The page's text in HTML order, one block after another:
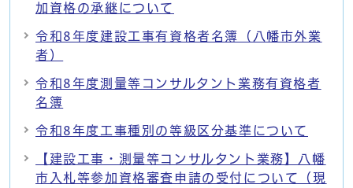
加資格の承継について
令和8年度建設工事有資格者名簿（八幡市外業
者）
令和8年度測量等コンサルタント業務有資格者
名簿
令和8年度工事種別の等級区分基準について
【建設工事・測量等コンサルタント業務】八幡
市入札等参加資格審査申請の受付について（現